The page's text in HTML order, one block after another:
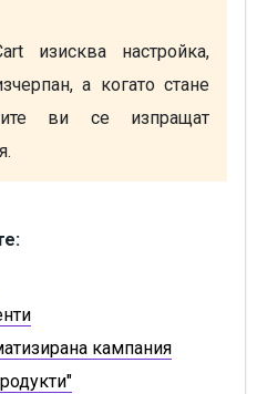
изисква настройка,
a когато стане
ви се изпращат
кампания